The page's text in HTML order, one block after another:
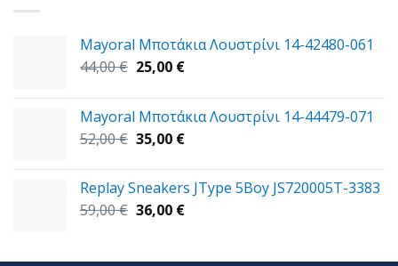
Mayoral Μποτάκια Λουστρίνι 14-42480-061
44,00€ Original
44,00 €.
25,00 €Η
είναι:
25,00 €.
Mayoral Μποτάκια Λουστρίνι 14-44479-071
52,00€ Original
52,00 €.
35,00 €Η
είναι:
35,00 €.
Replay Sneakers JType 5Boy JS720005T-3383
59,00€ Original
36,00 €Η